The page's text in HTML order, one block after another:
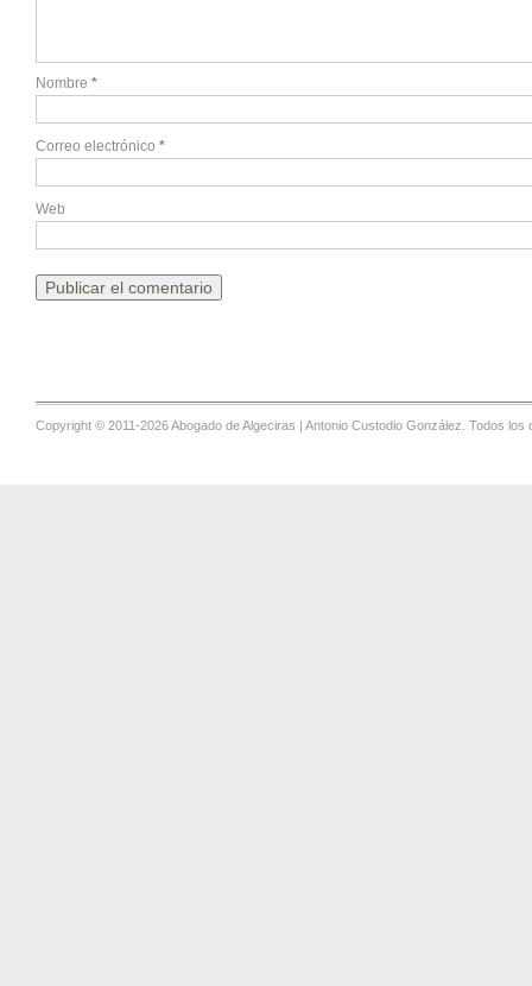
Nombre *
Correo electrónico *
Web
Copyright © 2011-2026 Abogado de Algeciras | Antonio Custodio González. Todos